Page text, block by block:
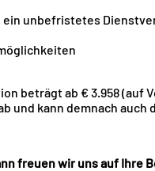
unbefristetes
beträgt ab € 3.958 (auf
und kann demnach auch
freuen wir uns auf Ihre